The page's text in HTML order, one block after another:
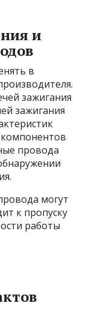
и
в
зажигания
зажигания
провода
могут
к пропуску
работы